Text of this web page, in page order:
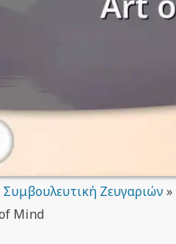
Συμβουλευτική Ζευγαριών»
Mind